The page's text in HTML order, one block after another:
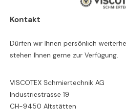
Kontakt
Dürfen wir Ihnen persönlich
stehen Ihnen gerne zur Verfügung.
VISCOTEX Schmiertechnik AG
Industriestrasse 19
CH-9450 Altstätten